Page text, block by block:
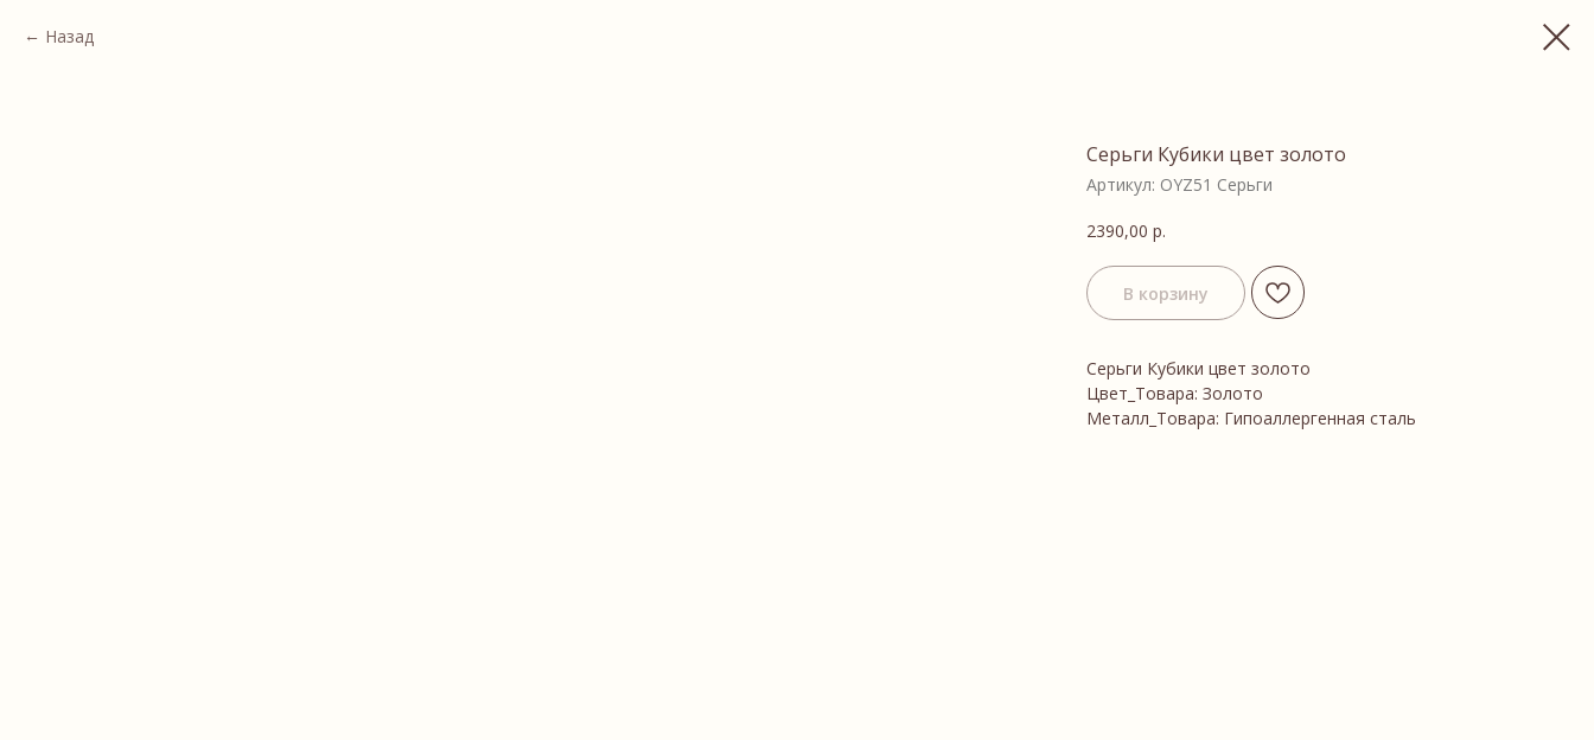
Назад
Серьги Кубики цвет золото
Артикул: OYZ51 Серьги
2390,00 р.
В корзину
Серьги Кубики цвет золото
Цвет_Товара: Золото
Металл_Товара: Гипоаллергенная сталь